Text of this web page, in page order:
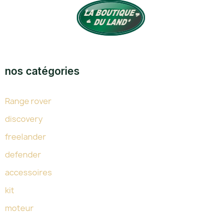
nos catégories
Range rover
discovery
freelander
defender
accessoires
kit
moteur